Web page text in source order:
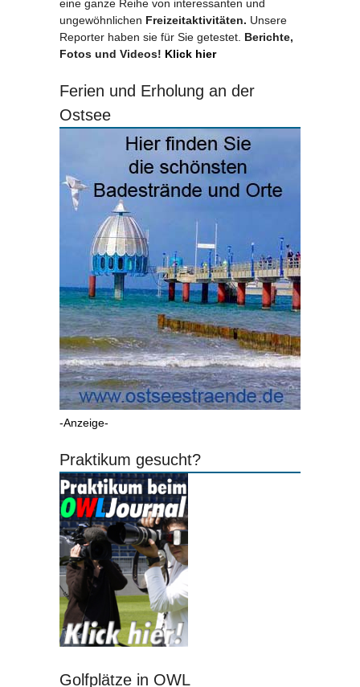
eine ganze Reihe von interessanten und
ungewöhnlichen Freizeitaktivitäten. Unsere
Reporter haben sie für Sie getestet. Berichte,
Fotos und Videos! Klick hier
Ferien und Erholung an der
Ostsee
-Anzeige-
Praktikum gesucht?
Golfplätze in OWL